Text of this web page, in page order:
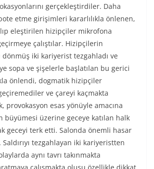
gerçekleştirdiler. Daha
etme girişimleri kararlılıkla önlenen,
eleştirilen hizipçiler mikrofona
çalıştılar. Hizipçilerin
dönmüş iki kariyerist tezgahladı ve
sopa ve şişelerle başlatılan bu gerici
önlendi, dogmatik hizipçiler
ve çareyi kaçmakta
provokasyon esas yönüyle amacına
büyümesi üzerine geceye katılan halk
geceyi terk etti. Salonda önemli hasar
tezgahlayan iki kariyeristten
aynı tavrı takınmakta